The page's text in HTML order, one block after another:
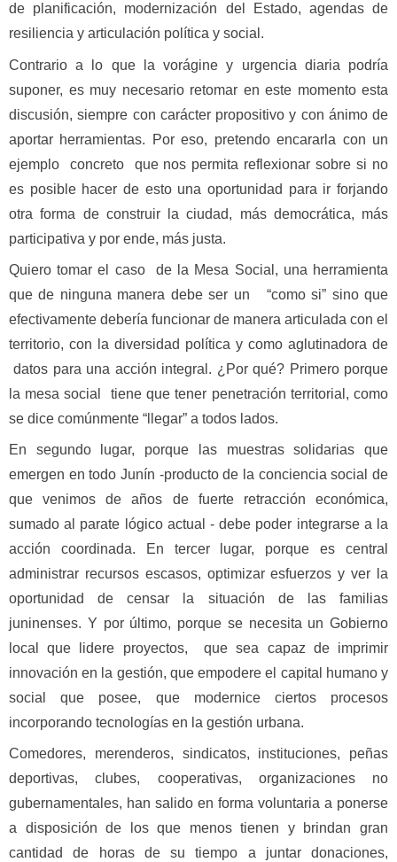
de planificación, modernización del Estado, agendas de
resiliencia y articulación política y social.
Contrario a lo que la vorágine y urgencia diaria podría
suponer, es muy necesario retomar en este momento esta
discusión, siempre con carácter propositivo y con ánimo de
aportar herramientas. Por eso, pretendo encararla con un
ejemplo concreto que nos permita reflexionar sobre si no
es posible hacer de esto una oportunidad para ir forjando
otra forma de construir la ciudad, más democrática, más
participativa y por ende, más justa.
Quiero tomar el caso de la Mesa Social, una herramienta
que de ninguna manera debe ser un “como si” sino que
efectivamente debería funcionar de manera articulada con el
territorio, con la diversidad política y como aglutinadora de
datos para una acción integral. ¿Por qué? Primero porque
la mesa social tiene que tener penetración territorial, como
se dice comúnmente “llegar” a todos lados.
En segundo lugar, porque las muestras solidarias que
emergen en todo Junín -producto de la conciencia social de
que venimos de años de fuerte retracción económica,
sumado al parate lógico actual - debe poder integrarse a la
acción coordinada. En tercer lugar, porque es central
administrar recursos escasos, optimizar esfuerzos y ver la
oportunidad de censar la situación de las familias
juninenses. Y por último, porque se necesita un Gobierno
local que lidere proyectos, que sea capaz de imprimir
innovación en la gestión, que empodere el capital humano y
social que posee, que modernice ciertos procesos
incorporando tecnologías en la gestión urbana.
Comedores, merenderos, sindicatos, instituciones, peñas
deportivas, clubes, cooperativas, organizaciones no
gubernamentales, han salido en forma voluntaria a ponerse
a disposición de los que menos tienen y brindan gran
cantidad de horas de su tiempo a juntar donaciones,